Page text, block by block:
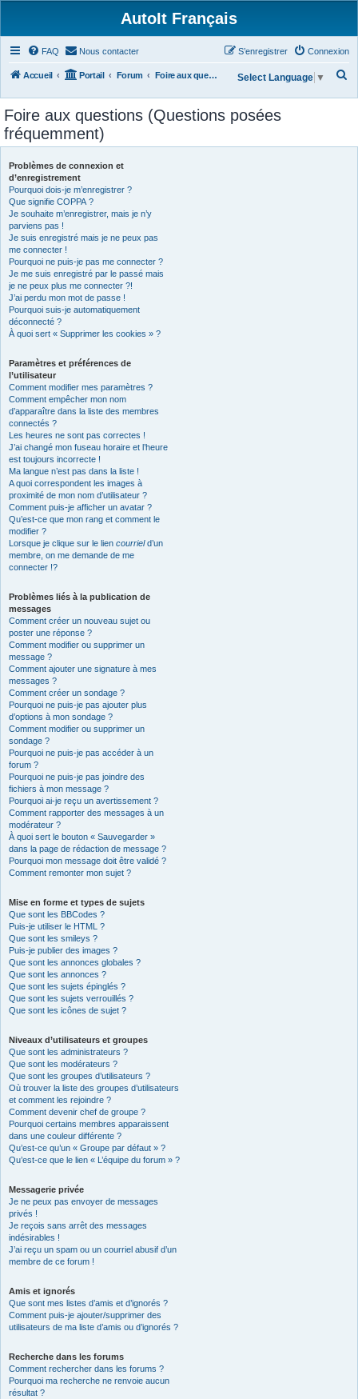
AutoIt Français
FAQ Nous contacter Connexion
S’enregistrer
Accueil Portail Forum Foire aux questions (Questions posées fréquemment) Select Language ▼
Foire aux questions (Questions posées
fréquemment)
Problèmes de connexion et
d’enregistrement
Pourquoi dois-je m’enregistrer ?
Que signifie COPPA ?
Je souhaite m’enregistrer, mais je n’y
parviens pas !
Je suis enregistré mais je ne peux pas
me connecter !
Pourquoi ne puis-je pas me connecter ?
Je me suis enregistré par le passé mais
je ne peux plus me connecter ?!
J’ai perdu mon mot de passe !
Pourquoi suis-je automatiquement
déconnecté ?
À quoi sert « Supprimer les cookies » ?
Paramètres et préférences de
l’utilisateur
Comment modifier mes paramètres ?
Comment empêcher mon nom
d’apparaître dans la liste des membres
connectés ?
Les heures ne sont pas correctes !
J’ai changé mon fuseau horaire et l’heure
est toujours incorrecte !
Ma langue n’est pas dans la liste !
A quoi correspondent les images à
proximité de mon nom d’utilisateur ?
Comment puis-je afficher un avatar ?
Qu’est-ce que mon rang et comment le
modifier ?
Lorsque je clique sur le lien courrield’un
membre, on me demande de me
connecter !?
Problèmes liés à la publication de
messages
Comment créer un nouveau sujet ou
poster une réponse ?
Comment modifier ou supprimer un
message ?
Comment ajouter une signature à mes
messages ?
Comment créer un sondage ?
Pourquoi ne puis-je pas ajouter plus
d’options à mon sondage ?
Comment modifier ou supprimer un
sondage ?
Pourquoi ne puis-je pas accéder à un
forum ?
Pourquoi ne puis-je pas joindre des
fichiers à mon message ?
Pourquoi ai-je reçu un avertissement ?
Comment rapporter des messages à un
modérateur ?
À quoi sert le bouton « Sauvegarder »
dans la page de rédaction de message ?
Pourquoi mon message doit être validé ?
Comment remonter mon sujet ?
Mise en forme et types de sujets
Que sont les BBCodes ?
Puis-je utiliser le HTML ?
Que sont les smileys ?
Puis-je publier des images ?
Que sont les annonces globales ?
Que sont les annonces ?
Que sont les sujets épinglés ?
Que sont les sujets verrouillés ?
Que sont les icônes de sujet ?
Niveaux d’utilisateurs et groupes
Que sont les administrateurs ?
Que sont les modérateurs ?
Que sont les groupes d’utilisateurs ?
Où trouver la liste des groupes d’utilisateurs
et comment les rejoindre ?
Comment devenir chef de groupe ?
Pourquoi certains membres apparaissent
dans une couleur différente ?
Qu’est-ce qu’un « Groupe par défaut » ?
Qu’est-ce que le lien « L’équipe du forum » ?
Messagerie privée
Je ne peux pas envoyer de messages
privés !
Je reçois sans arrêt des messages
indésirables !
J’ai reçu un spam ou un courriel abusif d’un
membre de ce forum !
Amis et ignorés
Que sont mes listes d’amis et d’ignorés ?
Comment puis-je ajouter/supprimer des
utilisateurs de ma liste d’amis ou d’ignorés ?
Recherche dans les forums
Comment rechercher dans les forums ?
Pourquoi ma recherche ne renvoie aucun
résultat ?